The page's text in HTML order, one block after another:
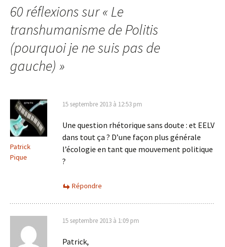
60 réflexions sur « Le
transhumanisme de Politis
(pourquoi je ne suis pas de
gauche) »
Patrick
Pique
15 septembre 2013 à 12:53 pm
Une question rhétorique sans doute : et EELV
dans tout ça ? D’une façon plus générale
l’écologie en tant que mouvement politique
?
Répondre
15 septembre 2013 à 1:09 pm
Patrick,